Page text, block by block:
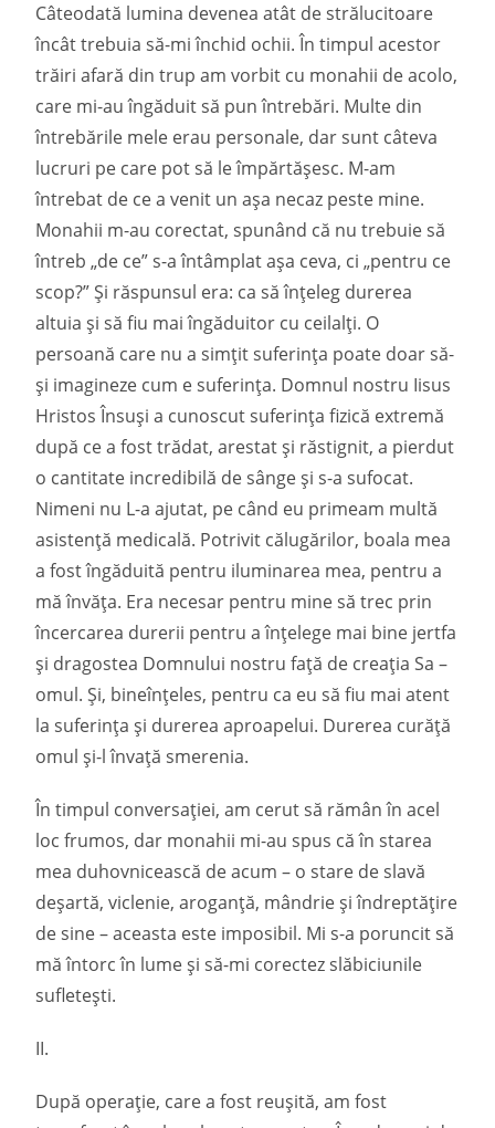
Câteodată lumina devenea atât de strălucitoare
încât trebuia să-mi închid ochii. În timpul acestor
trăiri afară din trup am vorbit cu monahii de acolo,
care mi-au îngăduit să pun întrebări. Multe din
întrebările mele erau personale, dar sunt câteva
lucruri pe care pot să le împărtășesc. M-am
întrebat de ce a venit un așa necaz peste mine.
Monahii m-au corectat, spunând că nu trebuie să
întreb „de ce” s-a întâmplat așa ceva, ci „pentru ce
scop?” Și răspunsul era: ca să înțeleg durerea
altuia și să fiu mai îngăduitor cu ceilalți. O
persoană care nu a simțit suferința poate doar să-
și imagineze cum e suferința. Domnul nostru Iisus
Hristos Însuși a cunoscut suferința fizică extremă
după ce a fost trădat, arestat și răstignit, a pierdut
o cantitate incredibilă de sânge și s-a sufocat.
Nimeni nu L-a ajutat, pe când eu primeam multă
asistență medicală. Potrivit călugărilor, boala mea
a fost îngăduită pentru iluminarea mea, pentru a
mă învăța. Era necesar pentru mine să trec prin
încercarea durerii pentru a înțelege mai bine jertfa
și dragostea Domnului nostru față de creația Sa –
omul. Și, bineînțeles, pentru ca eu să fiu mai atent
la suferința și durerea aproapelui. Durerea curăță
omul și-l învață smerenia.
În timpul conversației, am cerut să rămân în acel
loc frumos, dar monahii mi-au spus că în starea
mea duhovnicească de acum – o stare de slavă
deșartă, viclenie, aroganță, mândrie și îndreptățire
de sine – aceasta este imposibil. Mi s-a poruncit să
mă întorc în lume și să-mi corectez slăbiciunile
sufletești.
II.
După operație, care a fost reușită, am fost